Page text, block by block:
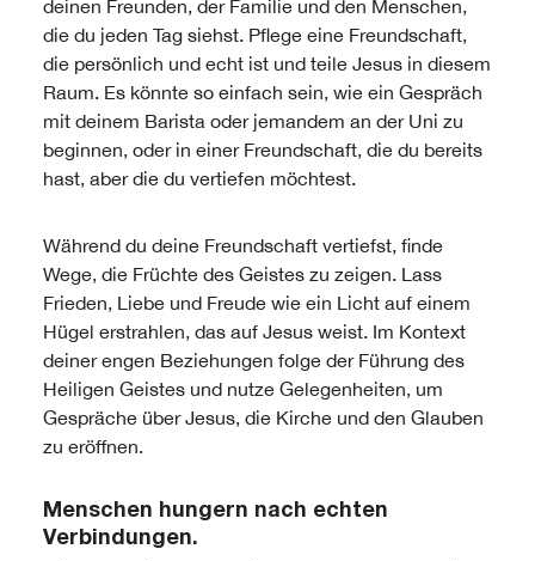
deinen Freunden, der Familie und den Menschen,
die du jeden Tag siehst. Pflege eine Freundschaft,
die persönlich und echt ist und teile Jesus in diesem
Raum. Es könnte so einfach sein, wie ein Gespräch
mit deinem Barista oder jemandem an der Uni zu
beginnen, oder in einer Freundschaft, die du bereits
hast, aber die du vertiefen möchtest.
Während du deine Freundschaft vertiefst, finde
Wege, die Früchte des Geistes zu zeigen. Lass
Frieden, Liebe und Freude wie ein Licht auf einem
Hügel erstrahlen, das auf Jesus weist. Im Kontext
deiner engen Beziehungen folge der Führung des
Heiligen Geistes und nutze Gelegenheiten, um
Gespräche über Jesus, die Kirche und den Glauben
zu eröffnen.
Menschen hungern nach echten
Verbindungen.